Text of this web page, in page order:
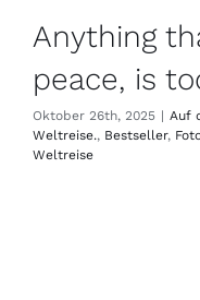
Anything
peace, is
Oktober 26th, 2025 | Auf
Weltreise., Bestseller,
Weltreise